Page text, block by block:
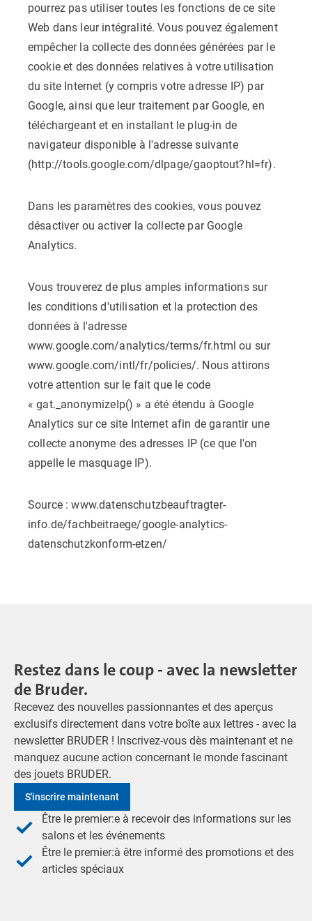
pourrez pas utiliser toutes les fonctions de ce site
Web dans leur intégralité. Vous pouvez également
empêcher la collecte des données générées par le
cookie et des données relatives à votre utilisation
du site Internet (y compris votre adresse IP) par
Google, ainsi que leur traitement par Google, en
téléchargeant et en installant le plug-in de
navigateur disponible à l'adresse suivante
(http://tools.google.com/dlpage/gaoptout?hl=fr).
Dans les paramètres des cookies, vous pouvez
désactiver ou activer la collecte par Google
Analytics.
Vous trouverez de plus amples informations sur
les conditions d'utilisation et la protection des
données à l'adresse
www.google.com/analytics/terms/fr.html ou sur
www.google.com/intl/fr/policies/. Nous attirons
votre attention sur le fait que le code
« gat._anonymizeIp() » a été étendu à Google
Analytics sur ce site Internet afin de garantir une
collecte anonyme des adresses IP (ce que l'on
appelle le masquage IP).
Source : www.datenschutzbeauftragter-
info.de/fachbeitraege/google-analytics-
datenschutzkonform-etzen/
Restez dans le coup - avec la newsletter
de Bruder.
Recevez des nouvelles passionnantes et des aperçus
exclusifs directement dans votre boîte aux lettres - avec la
newsletter BRUDER ! Inscrivez-vous dès maintenant et ne
manquez aucune action concernant le monde fascinant
des jouets BRUDER.
S'inscrire maintenant
Être le premier:e à recevoir des informations sur les
salons et les événements
Être le premier:à être informé des promotions et des
articles spéciaux